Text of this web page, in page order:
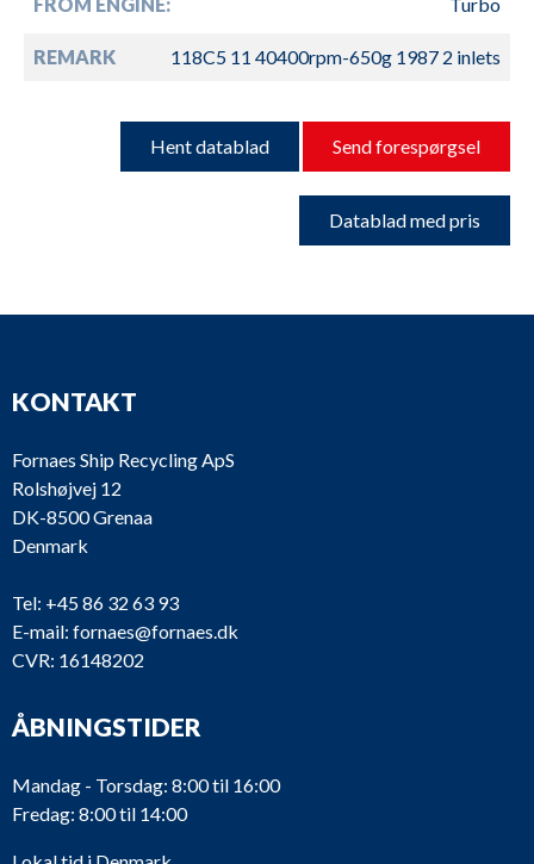
REMARK 118C5 11 40400rpm-650g 1987 2 inlets
Hent datablad Send forespørgsel
Datablad med pris
KONTAKT
Fornaes Ship Recycling ApS
Rolshøjvej 12
DK-8500 Grenaa
Denmark
Tel: +45 86 32 63 93
E-mail: fornaes@fornaes.dk
CVR: 16148202
ÅBNINGSTIDER
Mandag - Torsdag: 8:00 til 16:00
Fredag: 8:00 til 14:00